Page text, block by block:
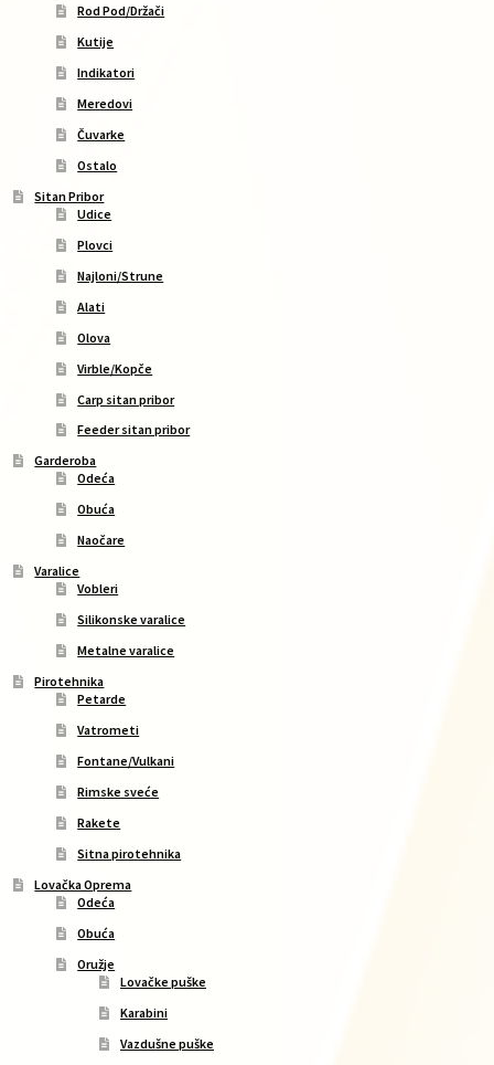
Rod Pod/Držači
Kutije
Indikatori
Meredovi
Čuvarke
Ostalo
Sitan Pribor
Udice
Plovci
Najloni/Strune
Alati
Olova
Virble/Kopče
Carp sitan pribor
Feeder sitan pribor
Garderoba
Odeća
Obuća
Naočare
Varalice
Vobleri
Silikonske varalice
Metalne varalice
Pirotehnika
Petarde
Vatrometi
Fontane/Vulkani
Rimske sveće
Rakete
Sitna pirotehnika
Lovačka Oprema
Odeća
Obuća
Oružje
Lovačke puške
Karabini
Vazdušne puške